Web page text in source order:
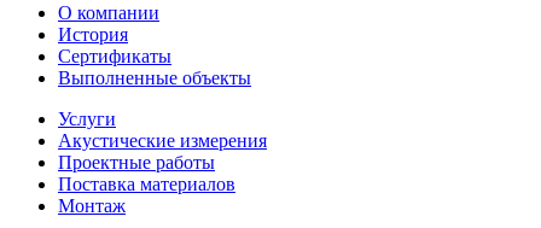
О компании
История
Сертификаты
Выполненные объекты
Услуги
Акустические измерения
Проектные работы
Поставка материалов
Монтаж